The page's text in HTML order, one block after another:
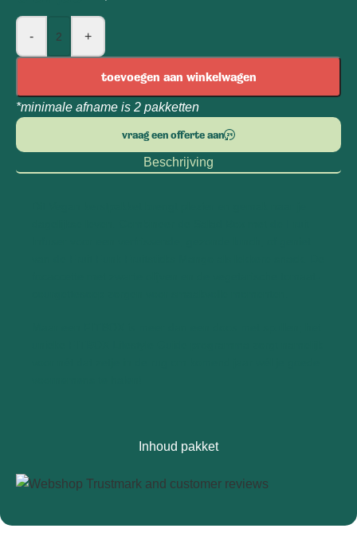
- +
toevoegen aan winkelwagen
*minimale afname is 2 pakketten
vraag een offerte aan
Beschrijving
Inhoud pakket